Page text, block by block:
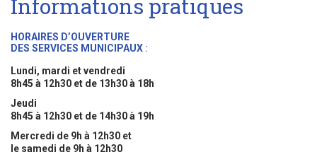
Informations pratiques
HORAIRES D’OUVERTURE
DES SERVICES MUNICIPAUX :
Lundi, mardi et vendredi
8h45 à 12h30 et de 13h30 à 18h
Jeudi
8h45 à 12h30 et de 14h30 à 19h
Mercredi de 9h à 12h30 et
le samedi de 9h à 12h30